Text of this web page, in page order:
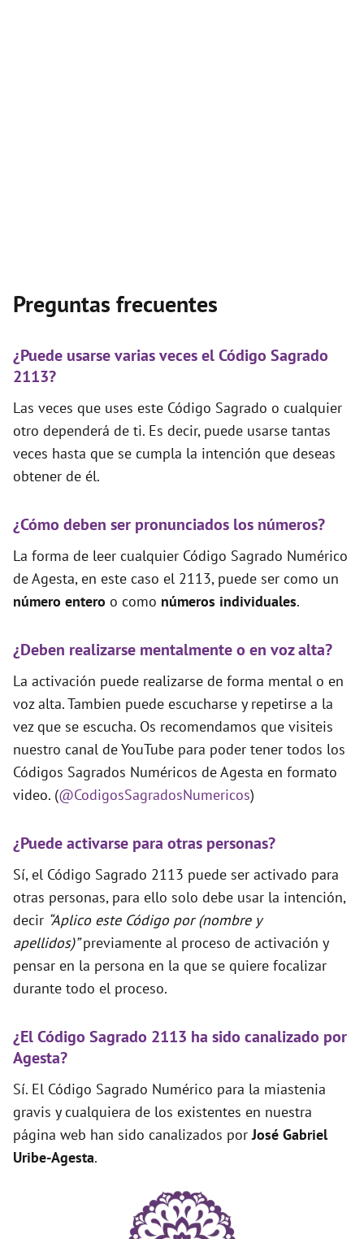
Preguntas frecuentes
¿Puede usarse varias veces el Código Sagrado
2113?
Las veces que uses este Código Sagrado o cualquier
otro dependerá de ti. Es decir, puede usarse tantas
veces hasta que se cumpla la intención que deseas
obtener de él.
¿Cómo deben ser pronunciados los números?
La forma de leer cualquier Código Sagrado Numérico
de Agesta, en este caso el 2113, puede ser como un
número entero o como números individuales.
¿Deben realizarse mentalmente o en voz alta?
La activación puede realizarse de forma mental o en
voz alta. Tambien puede escucharse y repetirse a la
vez que se escucha. Os recomendamos que visiteis
nuestro canal de YouTube para poder tener todos los
Códigos Sagrados Numéricos de Agesta en formato
video. (@CodigosSagradosNumericos)
¿Puede activarse para otras personas?
Sí, el Código Sagrado 2113 puede ser activado para
otras personas, para ello solo debe usar la intención,
decir “Aplico este Código por (nombre y
apellidos)”previamente al proceso de activación y
pensar en la persona en la que se quiere focalizar
durante todo el proceso.
¿El Código Sagrado 2113 ha sido canalizado por
Agesta?
Sí. El Código Sagrado Numérico para la miastenia
gravis y cualquiera de los existentes en nuestra
página web han sido canalizados porJosé Gabriel
Uribe-Agesta.